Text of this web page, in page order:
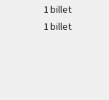
1 billet
1 billet